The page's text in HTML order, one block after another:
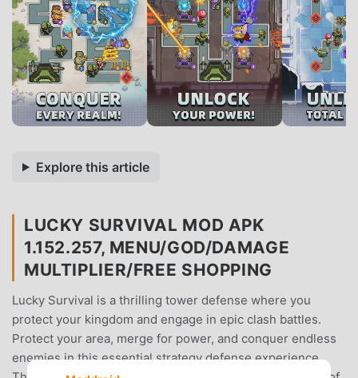
Explore this article
LUCKY SURVIVAL MOD APK
1.152.257, MENU/GOD/DAMAGE
MULTIPLIER/FREE SHOPPING
Lucky Survival is a thrilling tower defense where you
protect your kingdom and engage in epic clash battles.
Protect your area, merge for power, and conquer endless
enemies in this essential strategy defense experience.